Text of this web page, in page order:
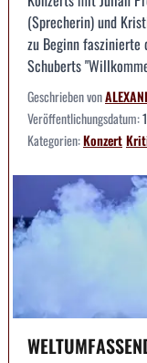
(Sprecherin) und
zu Beginn faszinierte
Schuberts
Geschrieben von
Veröffentlichungsdatum:
Kategorien:Konzert